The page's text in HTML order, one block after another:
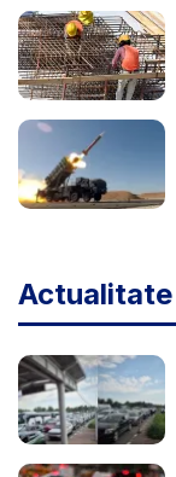
Actualitate